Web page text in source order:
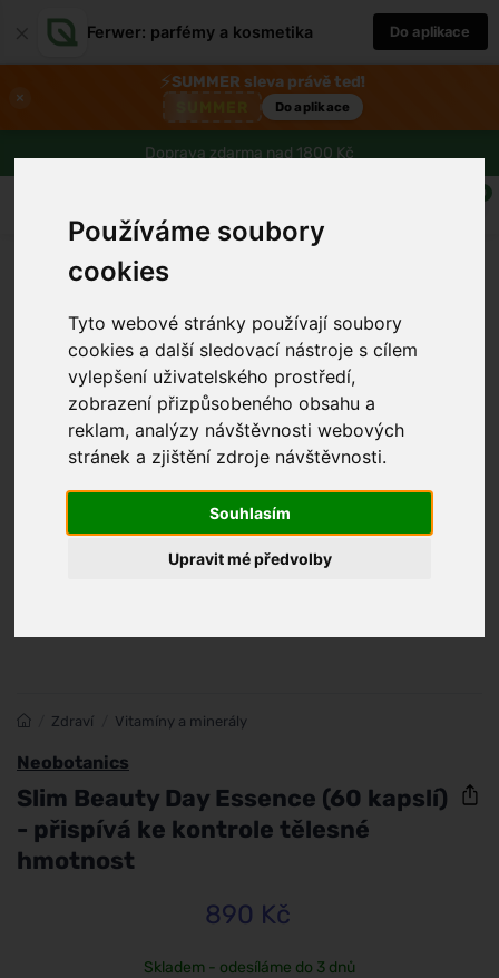
Používáme soubory
cookies
Tyto webové stránky používají soubory
cookies a další sledovací nástroje s cílem
vylepšení uživatelského prostředí,
zobrazení přizpůsobeného obsahu a
reklam, analýzy návštěvnosti webových
stránek a zjištění zdroje návštěvnosti.
Souhlasím
Upravit mé předvolby
Ferwer: parfémy a kosmetika Do aplikace
×
⚡SUMMER sleva právě teď!
Do aplikace
Doprava zdarma nad 1800 Kč
0
Zdraví Vitamíny a minerály
Neobotanics
Slim Beauty Day Essence (60 kapslí)
- přispívá ke kontrole tělesné
hmotnost
890 Kč
Skladem - odesíláme do 3 dnů